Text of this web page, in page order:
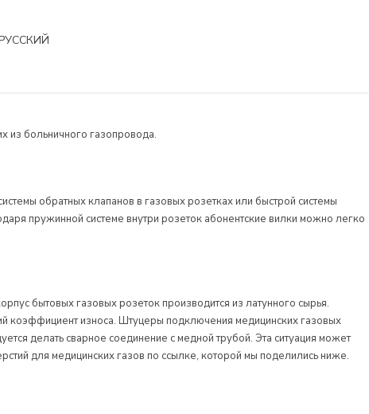
Русский
из больничного газопровода.
обратных клапанов в газовых розетках или быстрой системы
пружинной системе внутри розеток абонентские вилки можно легко
бытовых газовых розеток производится из латунного сырья.
коэффициент износа. Штуцеры подключения медицинских газовых
делать сварное соединение с медной трубой. Эта ситуация может
для медицинских газов по ссылке, которой мы поделились ниже.